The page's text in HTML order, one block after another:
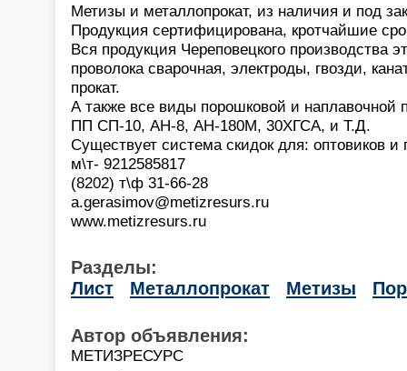
Метизы и металлопрокат, из наличия и под
Продукция сертифицирована, кротчайшие
Вся продукция Череповецкого производства
проволока сварочная, электроды, гвозди,
прокат.
А также все виды порошковой и наплавочной
ПП СП-10, АН-8, АН-180М, 30ХГСА, и Т.Д.
Существует система скидок для: оптовиков и
м\т- 9212585817
(8202) т\ф 31-66-28
a.gerasimov@metizresurs.ru
www.metizresurs.ru
Разделы:
Лист
Металлопрокат Метизы
Автор объявления:
МЕТИЗРЕСУРС